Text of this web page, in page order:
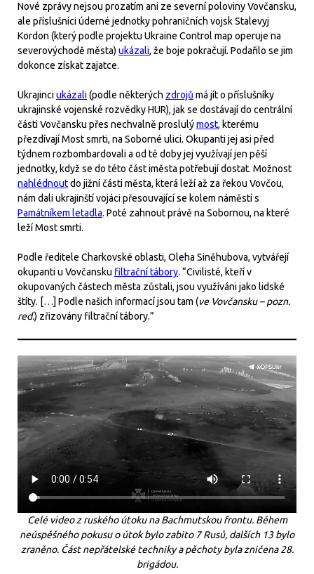
Nové zprávy nejsou prozatím ani ze severní poloviny Vovčansku,
ale příslušníci úderné jednotky pohraničních vojsk Stalevyj
Kordon (který podle projektu Ukraine Control map operuje na
severovýchodě města) ukázali, že boje pokračují. Podařilo se jim
dokonce získat zajatce.
Ukrajinciukázali(podle některých zdrojů má jít o příslušníky
ukrajinské vojenské rozvědky HUR), jak se dostávají do centrální
části Vovčansku přes nechvalně proslulýmost, kterému
přezdívají Most smrti, na Soborné ulici. Okupanti jej asi před
týdnem rozbombardovali a od té doby jej využívají jen pěší
jednotky, když se do této část iměsta potřebují dostat. Možnost
nahlédnoutdo jižní části města, která leží až za řekou Vovčou,
nám dali ukrajinští vojáci přesouvající se kolem náměstí s
Památníkem letadla. Poté zahnout právě na Sobornou, na které
leží Most smrti.
Podle ředitele Charkovské oblasti, Oleha Siněhubova, vytvářejí
okupanti u Vovčansku filtrační tábory. “Civilisté, kteří v
okupovaných částech města zůstali, jsou využíváni jako lidské
štíty. […] Podle našich informací jsou tam (ve Vovčansku – pozn.
red.) zřizovány filtrační tábory.”
Celé video z ruského útoku na Bachmutskou frontu. Během
neúspěšného pokusu o útok bylo zabito 7 Rusů, dalších 13 bylo
zraněno. Část nepřátelské techniky a pěchoty byla zničena 28.
brigádou.